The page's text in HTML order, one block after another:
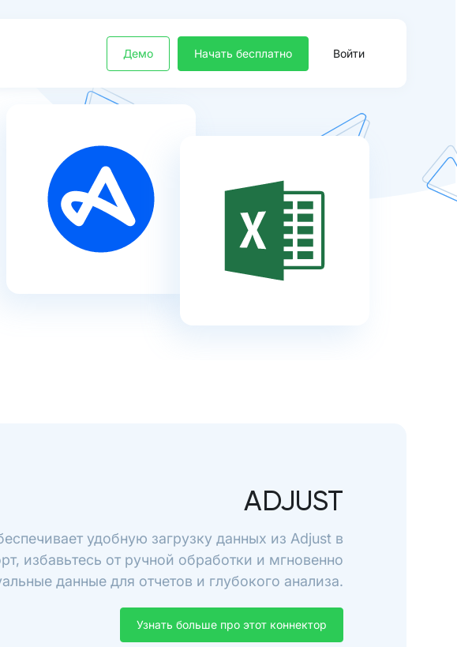
Демо Начать бесплатно Войти
ADJUST
удобную загрузку данных из Adjust в
избавьтесь от ручной обработки и мгновенно
данные для отчетов и глубокого анализа.
Узнать больше про этот коннектор